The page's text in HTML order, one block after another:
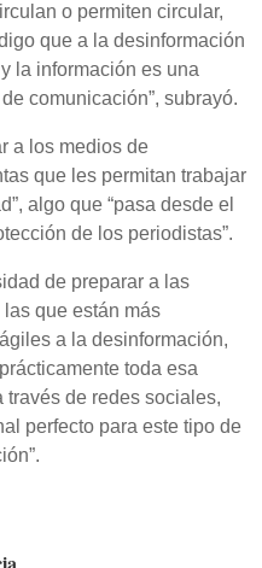
o permiten circular,
que a la desinformación
la información es una
comunicación”, subrayó.
a los medios de
que les permitan trabajar
algo que “pasa desde el
de los periodistas”.
de preparar a las
que están más
a la desinformación,
toda esa
de redes sociales,
perfecto para este tipo de